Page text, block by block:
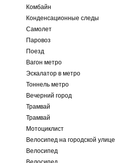
Комбайн
Конденсационные следы
Самолет
Паровоз
Поезд
Вагон метро
Эскалатор в метро
Тоннель метро
Вечерний город
Трамвай
Трамвай
Мотоциклист
Велосипед на городской улице
Велосипед